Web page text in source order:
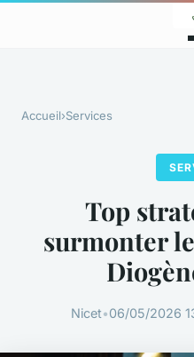
Accueil›Services
Top
surmonter
Nicet•06/05/2026